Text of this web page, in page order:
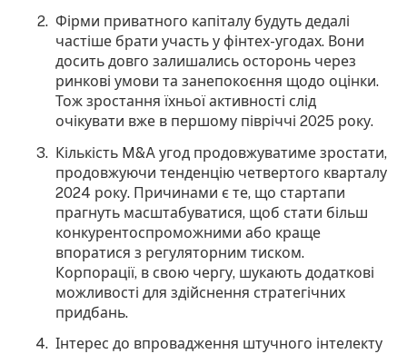
Фірми приватного капіталу будуть дедалі
частіше брати участь у фінтех-угодах. Вони
досить довго залишались осторонь через
ринкові умови та занепокоєння щодо оцінки.
Тож зростання їхньої активності слід
очікувати вже в першому півріччі 2025 року.
Кількість M&A угод продовжуватиме зростати,
продовжуючи тенденцію четвертого кварталу
2024 року. Причинами є те, що стартапи
прагнуть масштабуватися, щоб стати більш
конкурентоспроможними або краще
впоратися з регуляторним тиском.
Корпорації, в свою чергу, шукають додаткові
можливості для здійснення стратегічних
придбань.
Інтерес до впровадження штучного інтелекту